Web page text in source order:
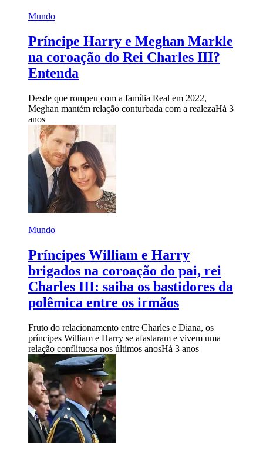
Mundo
Príncipe Harry e Meghan Markle
na coroação do Rei Charles III?
Entenda
Desde que rompeu com a família Real em 2022,
Meghan mantém relação conturbada com a realezaHá 3
anos
Mundo
Príncipes William e Harry
brigados na coroação do pai, rei
Charles III: saiba os bastidores da
polêmica entre os irmãos
Fruto do relacionamento entre Charles e Diana, os
príncipes William e Harry se afastaram e vivem uma
relação conflituosa nos últimos anosHá 3 anos